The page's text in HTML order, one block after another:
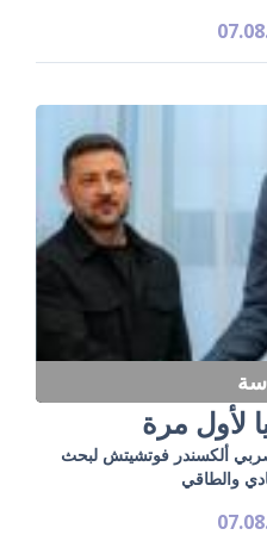
لأول مرة
ألكسندر فوتشيتش لبحث
والطاقي